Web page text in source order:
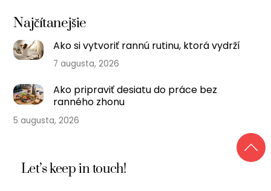
Najčítanejšie
Ako si vytvoriť rannú rutinu, ktorá vydrží
7 augusta, 2026
Ako pripraviť desiatu do práce bez
ranného zhonu
5 augusta, 2026
Let’s keep in touch!